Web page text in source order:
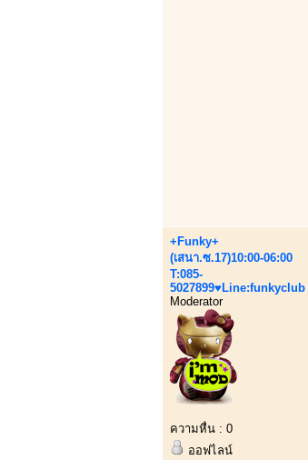
+Funky+
(เสนา.ซ.17)10:00-06:00
T:085-
5027899♥Line:funkyclub
Moderator
ความหื่น : 0
ออฟไลน์